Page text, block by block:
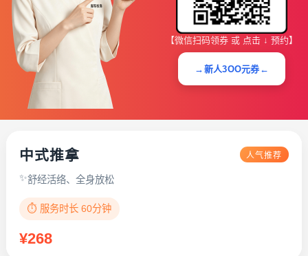
【微信扫码领券 或 点击 ↓ 预约】
→新人3OO元券←
中式推拿 人气推荐
舒经活络、全身放松
⏱️ 服务时长 60分钟
¥268